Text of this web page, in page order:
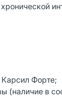
Карсил Форте;
(наличие в